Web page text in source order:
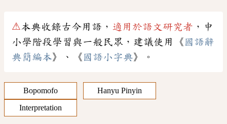
⚠本典收錄古今用語， 適用於語文研究者 ，中
小學階段學習與一般民眾，建議使用《 國語辭
典簡編本》、《 國語小字典》。
Bopomofo
Hanyu Pinyin
Interpretation